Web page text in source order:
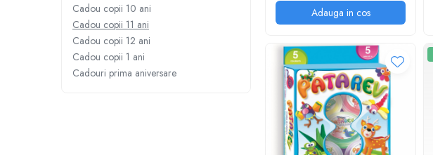
Jucarii Montessori
Nevoi speciale si sindrom Down
Jucarii cu alfabet
Cadou copii 10 ani
Cadou copii 11 ani
Cadou copii 12 ani
Cadou copii 1 ani
Cadouri prima aniversare
Adauga in cos